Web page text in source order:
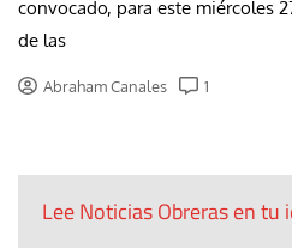
convocado, para este miércoles
de las
Abraham Canales 1
Lee Noticias Obreras en tu